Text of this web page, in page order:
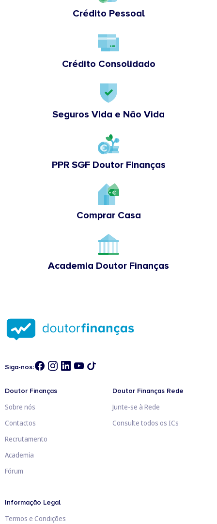
Crédito Pessoal
Crédito Consolidado
Seguros Vida e Não Vida
PPR SGF Doutor Finanças
Comprar Casa
Academia Doutor Finanças
Siga-nos:
Doutor Finanças
Sobre nós
Contactos
Recrutamento
Academia
Fórum
Doutor Finanças Rede
Junte-se à Rede
Consulte todos os ICs
Informação Legal
Termos e Condições